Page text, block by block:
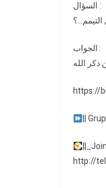
السؤال :
الجواب :
https://
||
http://